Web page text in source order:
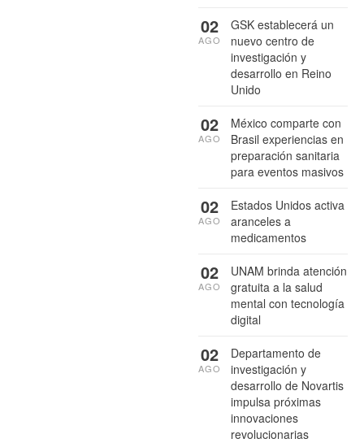
GSK establecerá un
nuevo centro de
investigación y
desarrollo en Reino
Unido
02
AGO
México comparte con
Brasil experiencias en
preparación sanitaria
para eventos masivos
02
AGO
Estados Unidos activa
aranceles a
medicamentos
02
AGO
UNAM brinda atención
gratuita a la salud
mental con tecnología
digital
02
AGO
Departamento de
investigación y
desarrollo de Novartis
impulsa próximas
innovaciones
revolucionarias
02
AGO